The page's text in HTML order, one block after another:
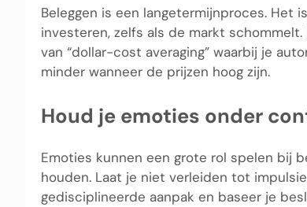
Beleggen is een langetermijnproces. Het
investeren, zelfs als de markt
van “dollar-cost averaging” waarbij je
minder wanneer de prijzen hoog zijn.
Houd je emoties onder
Emoties kunnen een grote rol spelen bij
houden. Laat je niet verleiden tot
gedisciplineerde aanpak en baseer je